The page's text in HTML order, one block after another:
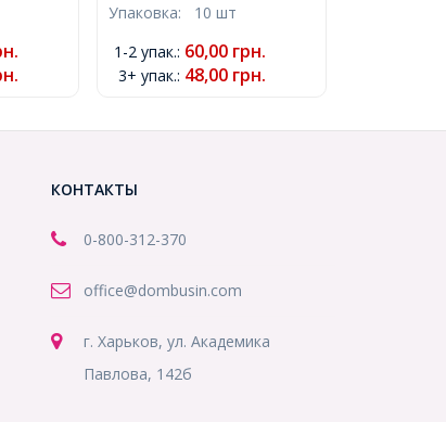
1.5мм,
Отв-тие 2мм,
Упаковка: 10 шт
1-2 упак.: 60,00 грн.
3+ упак.: 48,00 грн.
КОНТАКТЫ
0-800-312-370
office@dombusin.com
г. Харьков, ул. Академика
Павлова, 142б